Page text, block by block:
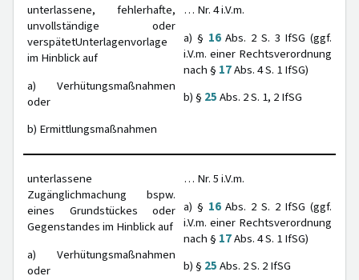
unterlassene, fehlerhafte,
unvollständige oder
verspätetUnterlagenvorlage
im Hinblick auf
a) Verhütungsmaßnahmen
oder
b) Ermittlungsmaßnahmen
… Nr. 4 i.V.m.
a) § 16Abs. 2 S. 3 IfSG (ggf.
i.V.m. einer Rechtsverordnung
nach § 17Abs. 4 S. 1 IfSG)
b) § 25Abs. 2 S. 1, 2 IfSG
unterlassene
Zugänglichmachung bspw.
eines Grundstückes oder
Gegenstandes im Hinblick auf
a) Verhütungsmaßnahmen
oder
… Nr. 5 i.V.m.
a) § 16Abs. 2 S. 2 IfSG (ggf.
i.V.m. einer Rechtsverordnung
nach § 17Abs. 4 S. 1 IfSG)
b) § 25Abs. 2 S. 2 IfSG